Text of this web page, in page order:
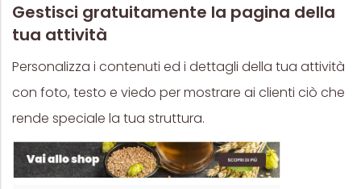
Gestisci gratuitamente la pagina della
tua attività
Personalizza i contenuti ed i dettagli della tua attività
con foto, testo e viedo per mostrare ai clienti ciò che
rende speciale la tua struttura.